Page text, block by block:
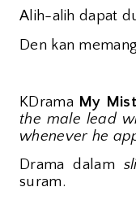
Alih-alih dapat
Den kan
KDrama My
the male lead
whenever he
Drama dalam
suram.